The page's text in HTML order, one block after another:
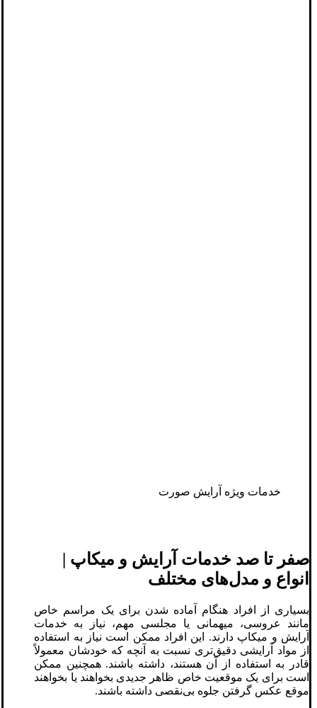
خدمات ویژه آرایش صورت
صفر تا صد خدمات آرایش و میکاپ |
انواع و مدل‌های مختلف
بسیاری از افراد هنگام آماده‌ شدن برای یک مراسم خاص
مانند عروسی، میهمانی یا مجلسی مهم، نیاز به خدمات
آرایش و میکاپ دارند. این افراد ممکن است نیاز به استفاده
از مواد آرایشی دقیق‌تری نسبت به آنچه که خودشان معمولاً
قادر به استفاده از آن هستند، داشته باشند. همچنین ممکن
است برای یک موقعیت خاص ظاهر جدیدی بخواهند یا بخواهند
موقع عکس گرفتن جلوه بی‌نقصی داشته باشند.